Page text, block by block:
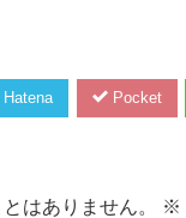
Hatena Pocket
はありません。 ※